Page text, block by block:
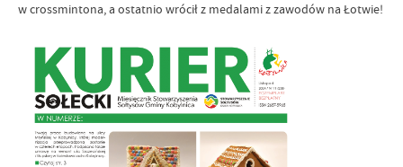
w crossmintona, a ostatnio wrócił z medalami z zawodów na Łotwie!